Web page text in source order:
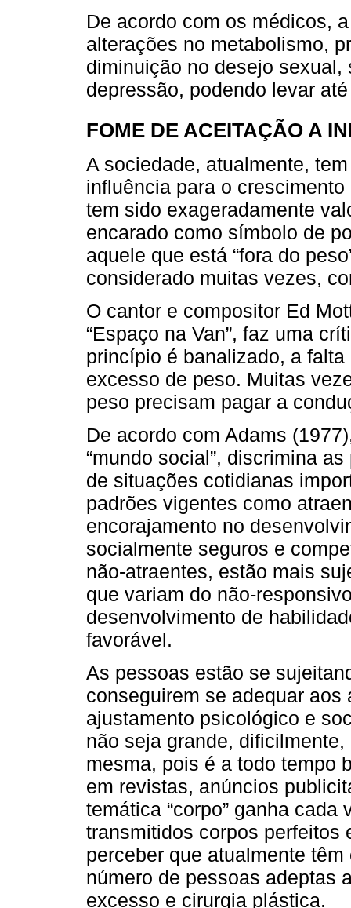
De acordo com os médicos,
alterações no metabolismo,
diminuição no desejo
depressão, podendo levar
FOME DE ACEITAÇÃO A
A sociedade, atualmente,
influência para o
tem sido exageradamente
encarado como símbolo de
aquele que está “fora do
considerado muitas vezes,
O cantor e compositor Ed
“Espaço na Van”, faz uma
princípio é banalizado, a
excesso de peso. Muitas
peso precisam pagar a
De acordo com Adams
“mundo social”, discrimina
de situações cotidianas
padrões vigentes como
encorajamento no
socialmente seguros e
não-atraentes, estão mais
que variam do não-
desenvolvimento de
favorável.
As pessoas estão se
conseguirem se adequar
ajustamento psicológico e
não seja grande,
mesma, pois é a todo tempo
em revistas, anúncios
temática “corpo” ganha
transmitidos corpos perfeitos
perceber que atualmente
número de pessoas adeptas
excesso e cirurgia plástica.